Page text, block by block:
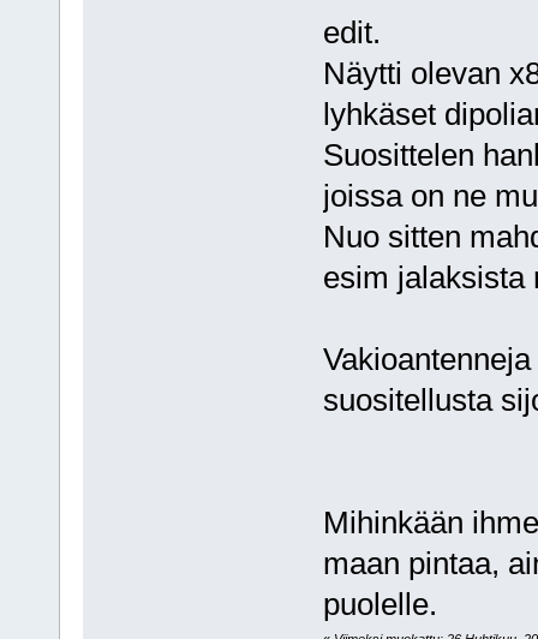
edit.
Näytti olevan
lyhkäset
Suosittelen
joissa on ne
Nuo sitten
esim jalaksista
suositellusta
Mihinkään
maan pintaa,
puolelle.